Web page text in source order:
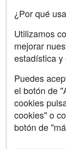
Grupo
¿Por qué
Utilizamos
mejorar
estadística y
Puedes
el botón de
cookies
cookies" o
botón de